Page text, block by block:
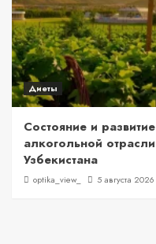
Диеты
Состояние и развитие
алкогольной отрасли
Узбекистана
optika_view_ 5 августа 2026